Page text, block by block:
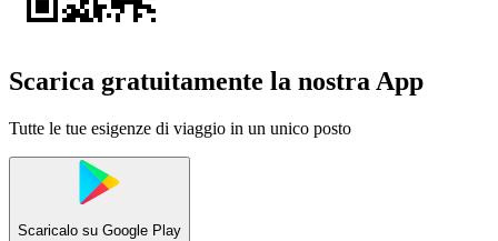
Scarica gratuitamente la nostra App
Tutte le tue esigenze di viaggio in un unico posto
Scaricalo su Google Play